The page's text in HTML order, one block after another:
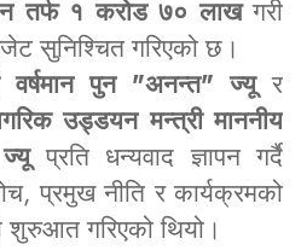
तर्फ १ करोड ७० लाखगरी
सुनिश्चित गरिएको छ।
वर्षमान पुन "अनन्त" ज्यूर
उड्डयन मन्त्री माननीय
प्रति धन्यवाद ज्ञापन गर्दै
प्रमुख नीति र कार्यक्रमको
शुरुआत गरिएको थियो।